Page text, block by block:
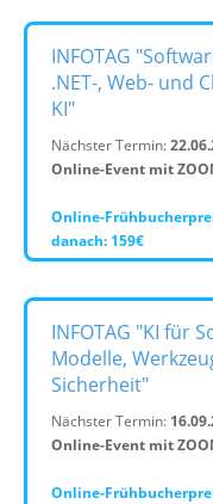
INFOTAG
.NET-, Web- und
KI"
Nächster Termin:
Online-Event mit
Online-
danach: 159€
INFOTAG "KI für
Modelle,
Sicherheit"
Nächster Termin:
Online-Event mit
Online-